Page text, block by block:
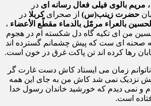
، مریم بالوی فیلی فعال رسانه ای در
حضرت زینب(س) از صحرایکربلا در
بالعراء مرمّل بالدماء مقطّع الأعضاء ،
من ای تکیه‌ گاه دل‌ شکسته‌ ام در هجوم
چه صحنه‌ ای ست که پیش چشمانم گسترده‌ اند
رها کرده‌ اند تن پاکت غرق در خون است.
زمان می‌ ایستاد کاش دست غارت‌ گر
نزدیک نمی‌ شد کاش من به جای این همه
و نمی‌ دیدم که خورشید خاندان رسول خدا
است.